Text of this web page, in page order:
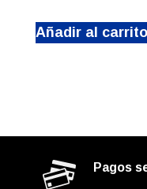
Añadir al carrito
Pagos